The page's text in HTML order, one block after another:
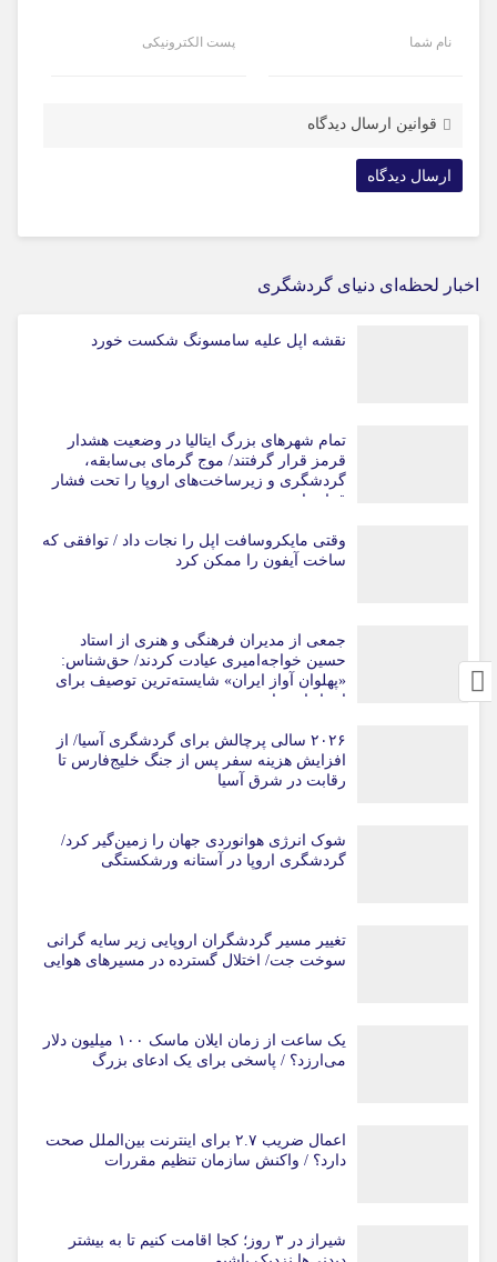
نام شما پست الکترونیکی
قوانین ارسال دیدگاه
اخبار لحظه‌ای دنیای گردشگری
نقشه اپل علیه سامسونگ شکست خورد
تمام شهرهای بزرگ ایتالیا در وضعیت هشدار
قرمز قرار گرفتند/ موج گرمای بی‌سابقه،
گردشگری و زیرساخت‌های اروپا را تحت فشار
قرار داد
وقتی مایکروسافت اپل را نجات داد / توافقی که
ساخت آیفون را ممکن کرد
جمعی از مدیران فرهنگی و هنری از استاد
حسین خواجه‌امیری عیادت کردند/ حق‌شناس:
«پهلوان آواز ایران» شایسته‌ترین توصیف برای
استاد ایرج است
۲۰۲۶ سالی پرچالش برای گردشگری آسیا/ از
افزایش هزینه سفر پس از جنگ خلیج‌فارس تا
رقابت در شرق آسیا
شوک انرژی هوانوردی جهان را زمین‌گیر کرد/
گردشگری اروپا در آستانه ورشکستگی
تغییر مسیر گردشگران اروپایی زیر سایه گرانی
سوخت جت/ اختلال گسترده در مسیرهای هوایی
یک ساعت از زمان ایلان ماسک ۱۰۰ میلیون دلار
می‌ارزد؟ / پاسخی برای یک ادعای بزرگ
اعمال ضریب ۲.۷ برای اینترنت بین‌الملل صحت
دارد؟ / واکنش سازمان تنظیم مقررات
شیراز در ۳ روز؛ کجا اقامت کنیم تا به بیشتر